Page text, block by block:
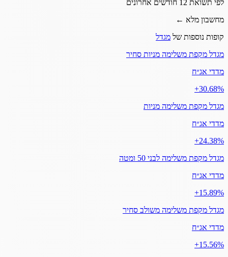
לפי תשואת 12 חודשים אחרונים
מחשבון מלא ←
קופות נוספות של מגדל
מגדל מקפת משלימה מניות סחיר
מדדי אג״ח
‎+30.68%
מגדל מקפת משלימה מניות
מדדי אג״ח
‎+24.38%
מגדל מקפת משלימה לבני 50 ומטה
מדדי אג״ח
‎+15.89%
מגדל מקפת משלימה משולב סחיר
מדדי אג״ח
‎+15.56%